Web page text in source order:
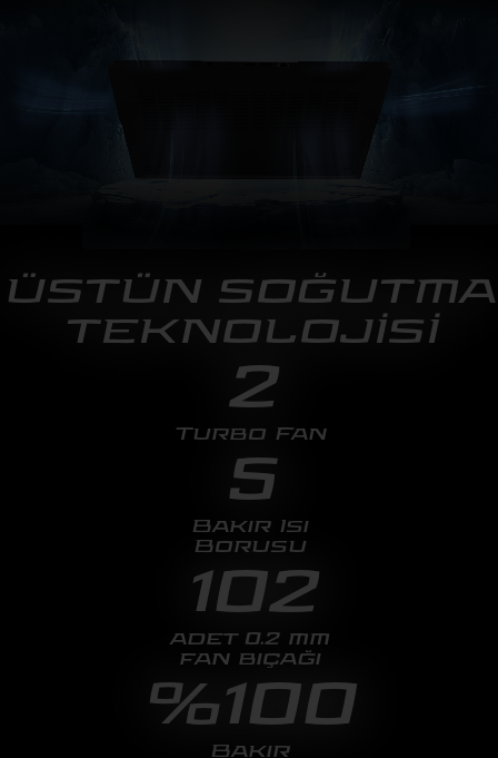
ÜSTÜN SOĞUTMA
TEKNOLOJİSİ
2
Turbo Fan
5
Bakır Isı
Borusu
102
adet 0.2 mm
fan bıçağı
%100
Bakır